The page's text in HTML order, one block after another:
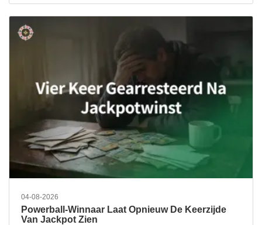
04-08-2026
Powerball-Winnaar Laat Opnieuw De Keerzijde
Van Jackpot Zien